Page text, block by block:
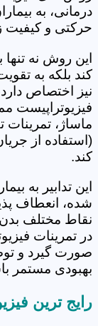
درمانی، به
حرکتی و کیفیت
این روش نه
کند بلکه به
نیز اختصاص
فیزیوتراپیست
ماساژ، تمرینات
(استفاده از
کند.
این تدابیر به
شده، انعطاف
نقاط مختلف بدن
در تمرینات
صورت گیرد و
بهبودی مستمر
رایج ترین